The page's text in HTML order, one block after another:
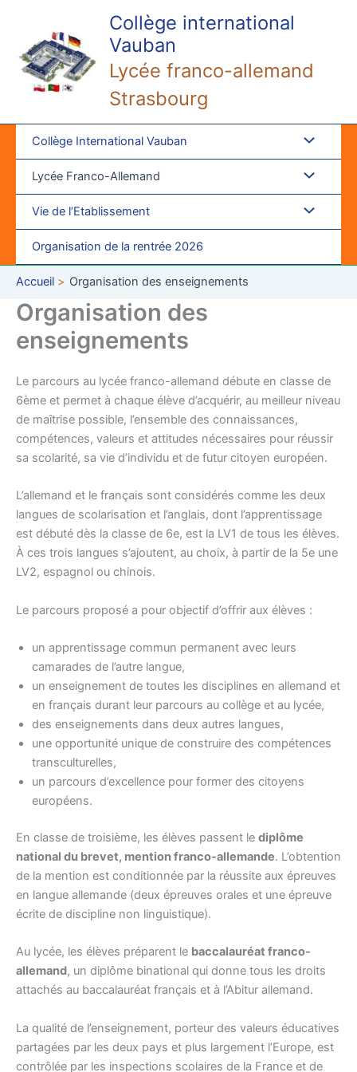
contenu
Collège international
Vauban
Lycée franco-allemand
Strasbourg
Collège International Vauban
Lycée Franco-Allemand
Vie de l’Etablissement
Organisation de la rentrée 2026
Accueil Organisation des enseignements
Organisation des
enseignements
Le parcours au lycée franco-allemand débute en classe de
6ème et permet à chaque élève d’acquérir, au meilleur niveau
de maîtrise possible, l’ensemble des connaissances,
compétences, valeurs et attitudes nécessaires pour réussir
sa scolarité, sa vie d’individu et de futur citoyen européen.
L’allemand et le français sont considérés comme les deux
langues de scolarisation et l’anglais, dont l’apprentissage
est débuté dès la classe de 6e, est la LV1 de tous les élèves.
À ces trois langues s’ajoutent, au choix, à partir de la 5e une
LV2, espagnol ou chinois.
Le parcours proposé a pour objectif d’offrir aux élèves :
un apprentissage commun permanent avec leurs
camarades de l’autre langue,
un enseignement de toutes les disciplines en allemand et
en français durant leur parcours au collège et au lycée,
des enseignements dans deux autres langues,
une opportunité unique de construire des compétences
transculturelles,
un parcours d’excellence pour former des citoyens
européens.
En classe de troisième, les élèves passent le diplôme
national du brevet, mention franco-allemande. L’obtention
de la mention est conditionnée par la réussite aux épreuves
en langue allemande (deux épreuves orales et une épreuve
écrite de discipline non linguistique).
Au lycée, les élèves préparent le baccalauréat franco-
allemand, un diplôme binational qui donne tous les droits
attachés au baccalauréat français et à l’Abitur allemand.
La qualité de l’enseignement, porteur des valeurs éducatives
partagées par les deux pays et plus largement l’Europe, est
contrôlée par les inspections scolaires de la France et de